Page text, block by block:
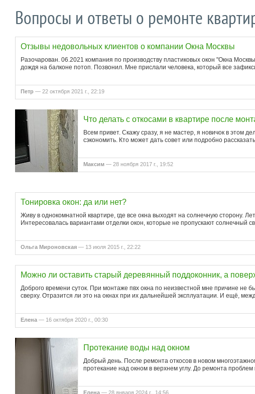
Вопросы и ответы о ремонте
Отзывы недовольных клиентов о компании Окна Москвы
Разочарован. 06.2021 компания по производству пластиковых окон "Окна
дождя на балконе потоп. Позвонил. Мне прислали человека, который все
Петр — 22 октября 2021 г., 22:19
Что делать с откосами в квартире после
Всем привет. Скажу сразу, я не мастер, я новичок в этом
сэкономить. Кто может дать совет или подробно
Максим — 28 ноября 2017 г., 19:52
Тонировка окон: да или нет?
Живу в однокомнатной квартире, где все окна выходят на солнечную сторону.
Интересовалась вариантами отделки окон, которые не пропускают солнечный
Ольга Мироновская — 13 июля 2015 г., 22:22
Можно ли оставить старый деревянный поддоконник, а
Доброго времени суток. При монтаже пвх окна по неизвестной мне причине не
сверху. Отразится ли это на окнах при их дальнейшей эксплуатации. И ещё,
Елена — 16 октября 2020 г., 00:30
Протекание воды над окном
Добрый день. После ремонта откосов в новом
протекание над окном в верхнем углу. До ремонта
Елена — 28 января 2024 г., 14:56